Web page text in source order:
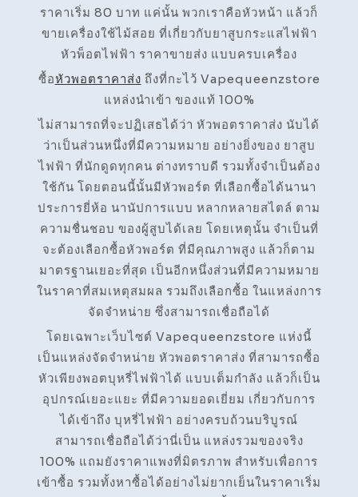
ราคาเริ่ม 80 บาท แค่นั้น พวกเราคือหัวหน้า แล้วก็
ขายเครื่องใช้ไม้สอย ที่เกี่ยวกับยาสูบกระแสไฟฟ้า
หัวพ็อตไฟฟ้า ราคาขายส่ง แบบครบเครื่อง
ซื้อหัวพอตราคาส่ง ถึงที่กะไว้ Vapequeenzstore
แหล่งนำเข้า ของแท้ 100%
ไม่สามารถที่จะปฏิเสธได้ว่า หัวพอตราคาส่ง นับได้
ว่าเป็นส่วนหนึ่งที่มีความหมาย อย่างยิ่งของ ยาสูบ
ไฟฟ้า ที่นักดูดทุกคน ต่างทราบดี รวมทั้งจำเป็นต้อง
ใช้กัน โดยตอนนี้นั้นมีหัวพอร์ต ที่เลือกซื้อได้นานา
ประการยี่ห้อ นานัปการแบบ หลากหลายสไตล์ ตาม
ความชื่นชอบ ของผู้สูบได้เลย โดยเหตุนั้น จำเป็นที่
จะต้องเลือกซื้อหัวพอร์ต ที่มีคุณภาพสูง แล้วก็ตาม
มาตรฐานเยอะที่สุด เป็นอีกหนึ่งส่วนที่มีความหมาย
ในราคาที่สมเหตุสมผล รวมถึงเลือกซื้อ ในแหล่งการ
จัดจำหน่าย ซึ่งสามารถเชื่อถือได้
โดยเฉพาะเว็บไซต์ Vapequeenzstore แห่งนี้
เป็นแหล่งจัดจำหน่าย หัวพอตราคาส่ง ที่สามารถซื้อ
หัวเพียงพอตบุหรี่ไฟฟ้าได้ แบบเต็มกำลัง แล้วก็เป็น
อุปกรณ์เยอะแยะ ที่มีความยอดเยี่ยม เกี่ยวกับการ
ได้เข้าถึง บุหรี่ไฟฟ้า อย่างครบถ้วนบริบูรณ์
สามารถเชื่อถือได้ว่านี่เป็น แหล่งรวมของจริง
100% แถมยังราคาแพงที่มิตรภาพ สำหรับเพื่อการ
เข้าซื้อ รวมทั้งหาซื้อได้อย่างไม่ยากเย็นในราคาเริ่ม